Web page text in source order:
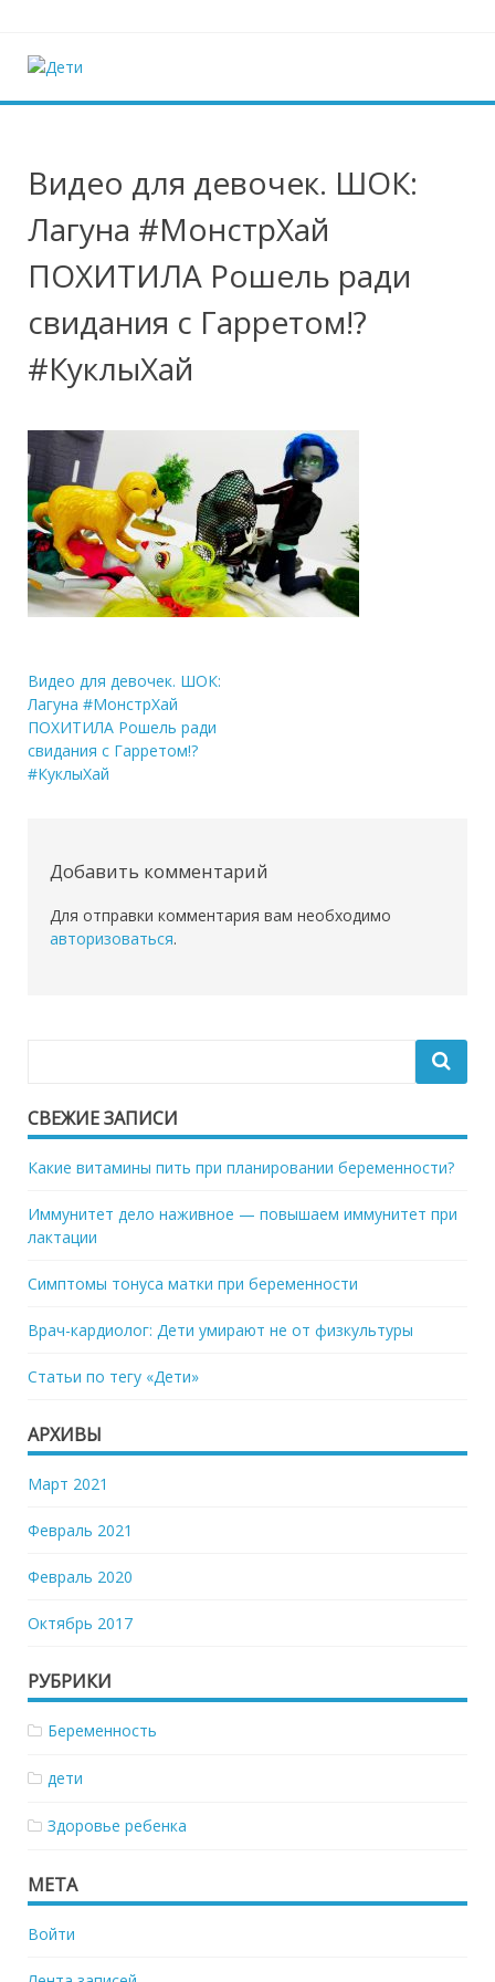
Дети
Видео для девочек. ШОК:
Лагуна #МонстрХай
ПОХИТИЛА Рошель ради
свидания с Гарретом!?
#КуклыХай
Навигация
по
записям
Видео для девочек. ШОК:
Лагуна #МонстрХай
ПОХИТИЛА Рошель ради
свидания с Гарретом!?
#КуклыХай
Добавить комментарий
Для отправки комментария вам необходимо
авторизоваться.
СВЕЖИЕ ЗАПИСИ
Какие витамины пить при планировании беременности?
Иммунитет дело наживное — повышаем иммунитет при
лактации
Симптомы тонуса матки при беременности
Врач-кардиолог: Дети умирают не от физкультуры
Статьи по тегу «Дети»
АРХИВЫ
Март 2021
Февраль 2021
Февраль 2020
Октябрь 2017
РУБРИКИ
Беременность
дети
Здоровье ребенка
МЕТА
Войти